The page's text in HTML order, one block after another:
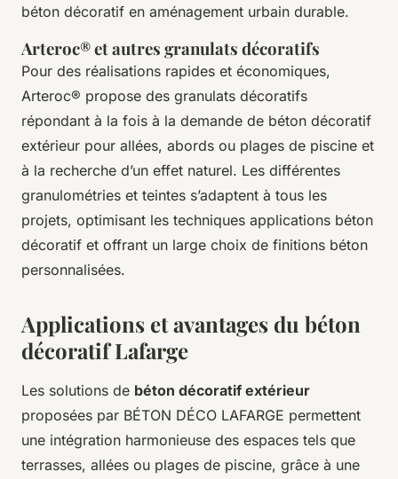
béton décoratif en aménagement urbain durable.
Arteroc® et autres granulats décoratifs
Pour des réalisations rapides et économiques,
Arteroc® propose des granulats décoratifs
répondant à la fois à la demande de béton décoratif
extérieur pour allées, abords ou plages de piscine et
à la recherche d’un effet naturel. Les différentes
granulométries et teintes s’adaptent à tous les
projets, optimisant les techniques applications béton
décoratif et offrant un large choix de finitions béton
personnalisées.
Applications et avantages du béton
décoratif Lafarge
Les solutions de béton décoratif extérieur
proposées par BÉTON DÉCO LAFARGE permettent
une intégration harmonieuse des espaces tels que
terrasses, allées ou plages de piscine, grâce à une